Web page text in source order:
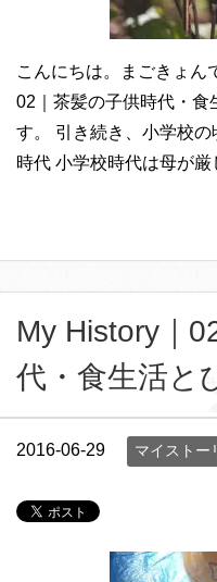
こんにちは。まごきょん
02｜茶髪の子供時代・食
す。 引き続き、小学校
時代 小学校時代は母が
My History｜
代・食生活と
2016-06-29 マイストー